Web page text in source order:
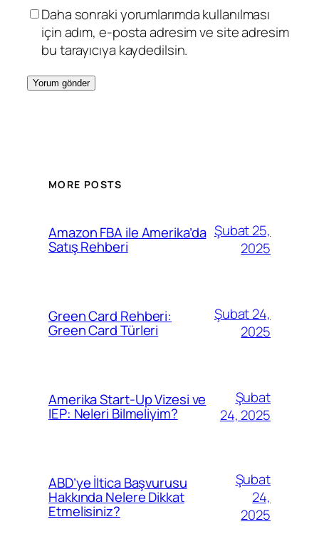
Daha sonraki yorumlarımda kullanılması
için adım, e-posta adresim ve site adresim
bu tarayıcıya kaydedilsin.
MORE POSTS
Amazon FBA ile Amerika’da
Satış Rehberi
Şubat 25,
2025
Green Card Rehberi:
Green Card Türleri
Şubat 24,
2025
Amerika Start-Up Vizesi ve
IEP: Neleri Bilmeliyim?
Şubat
24, 2025
ABD’ye İltica Başvurusu
Hakkında Nelere Dikkat
Etmelisiniz?
Şubat
24,
2025